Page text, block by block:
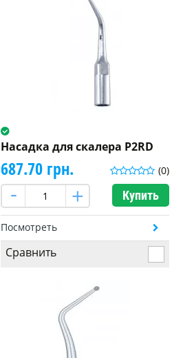
Насадка для скалера P2RD
(0)
687.70 грн.
Купить
Посмотреть
Сравнить